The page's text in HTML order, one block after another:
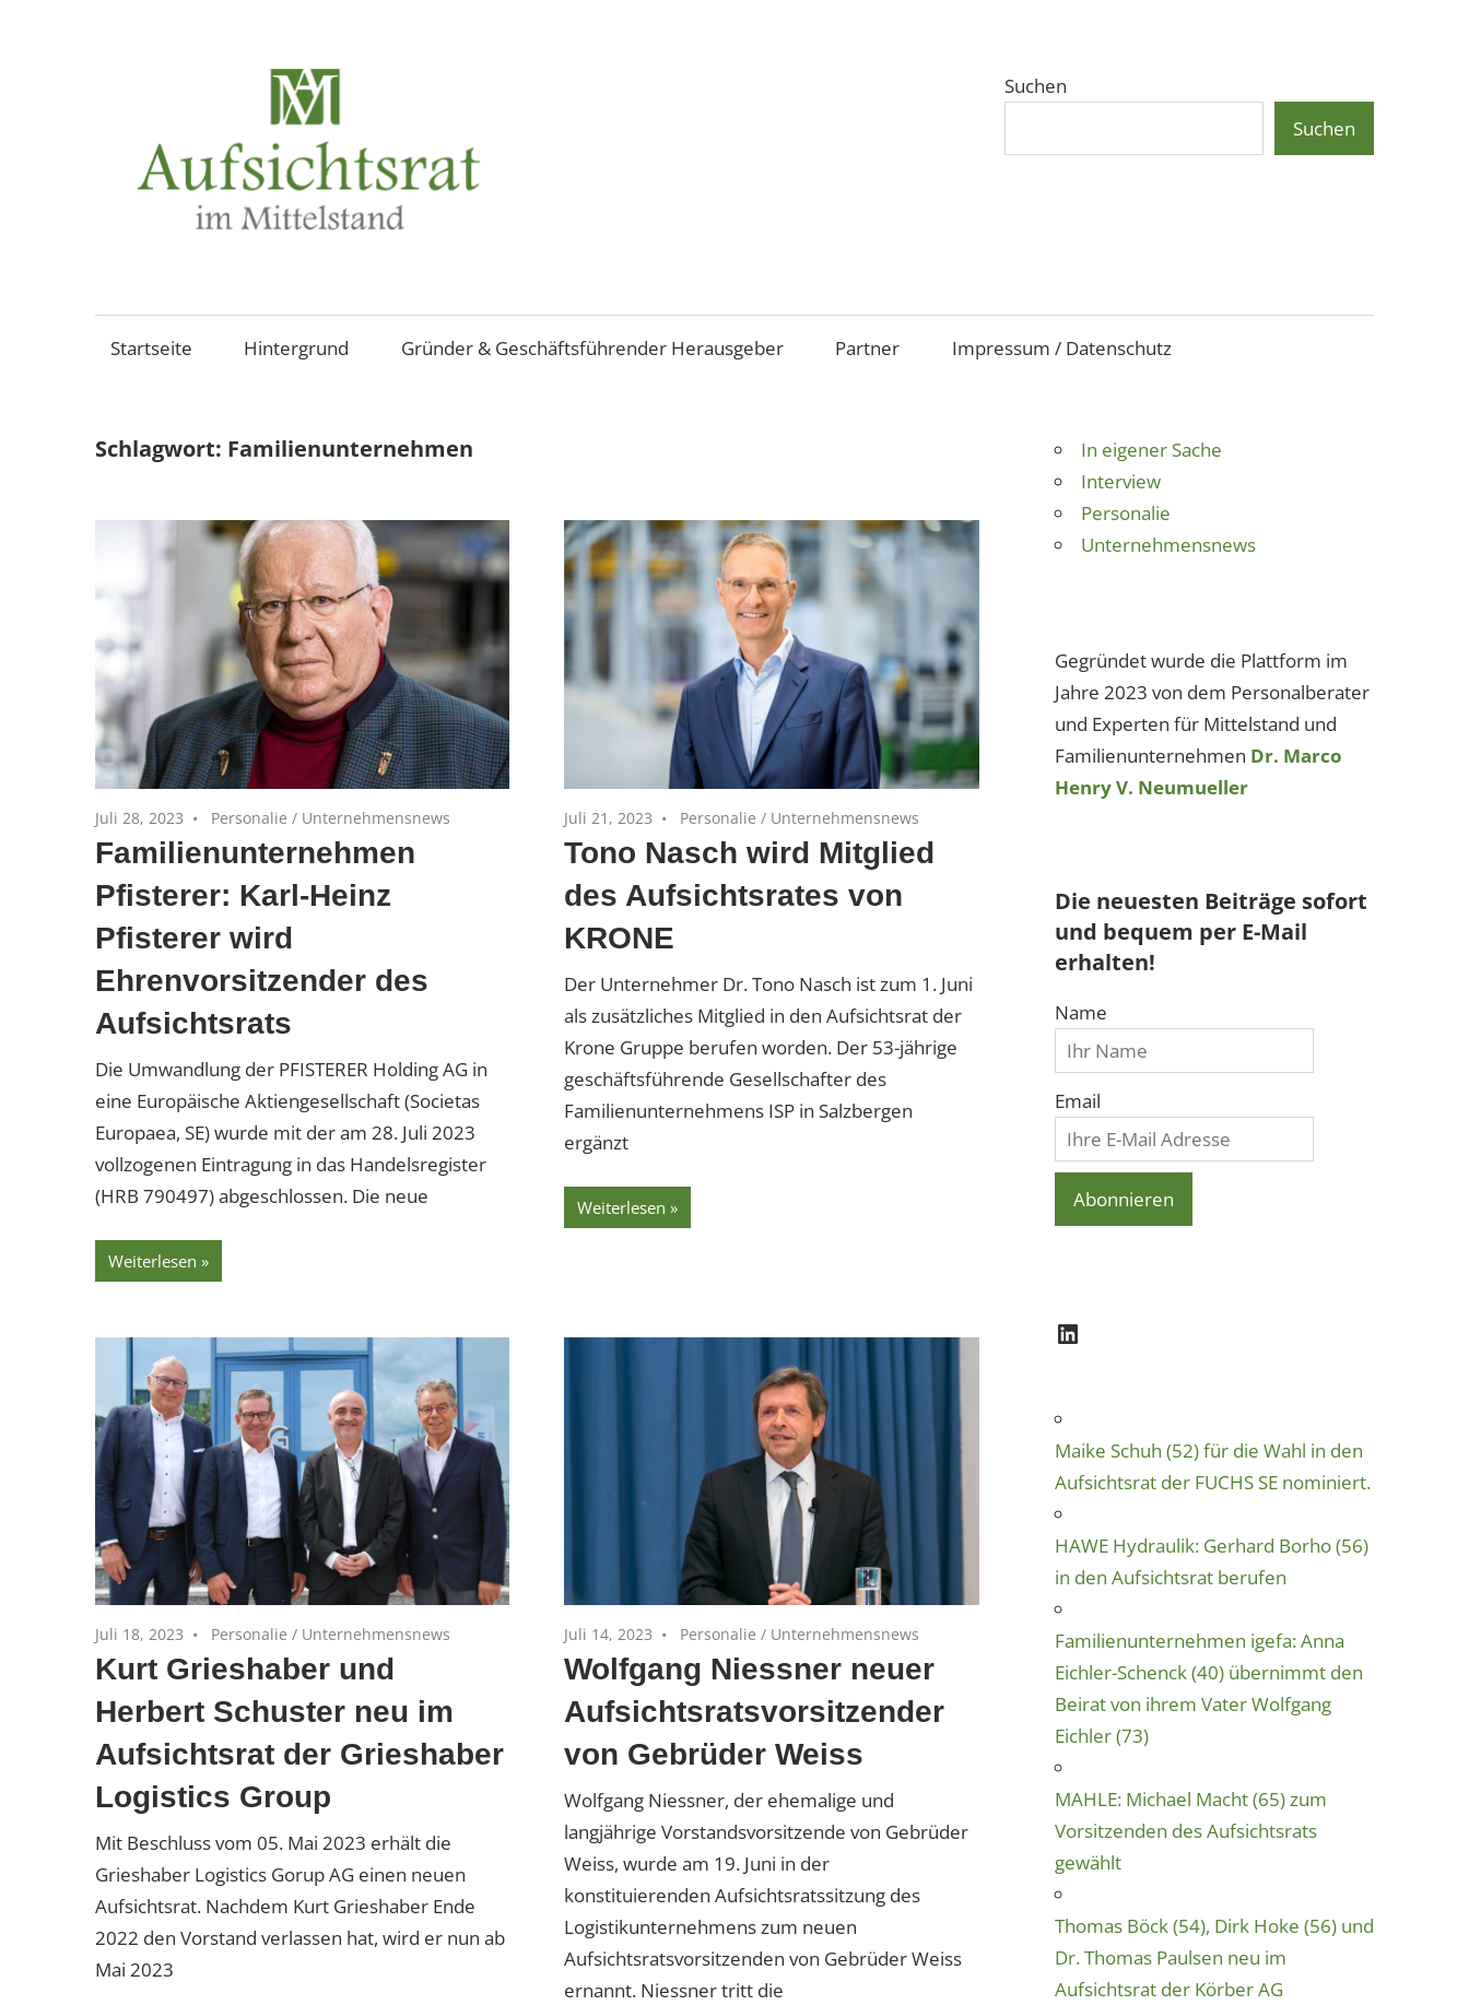
Mittelstand
Aktiengesellschaften
Private
Portfoliounternehmen
Suchen
Suchen
Startseite Hintergrund Gründer & Geschäftsführender Herausgeber Partner Impressum / Datenschutz
Schlagwort: Familienunternehmen
Juli 28, 2023 Personalie / Unternehmensnews
Familienunternehmen
Pfisterer: Karl-Heinz
Pfisterer wird
Ehrenvorsitzender des
Aufsichtsrats
Die Umwandlung der PFISTERER Holding AG in
eine Europäische Aktiengesellschaft (Societas
Europaea, SE) wurde mit der am 28. Juli 2023
vollzogenen Eintragung in das Handelsregister
(HRB 790497) abgeschlossen. Die neue
Weiterlesen
Juli 21, 2023 Personalie / Unternehmensnews
Tono Nasch wird Mitglied
des Aufsichtsrates von
KRONE
Der Unternehmer Dr. Tono Nasch ist zum 1. Juni
als zusätzliches Mitglied in den Aufsichtsrat der
Krone Gruppe berufen worden. Der 53-jährige
geschäftsführende Gesellschafter des
Familienunternehmens ISP in Salzbergen
ergänzt
Weiterlesen
Juli 18, 2023 Personalie / Unternehmensnews
Kurt Grieshaber und
Herbert Schuster neu im
Aufsichtsrat der Grieshaber
Logistics Group
Mit Beschluss vom 05. Mai 2023 erhält die
Grieshaber Logistics Gorup AG einen neuen
Aufsichtsrat. Nachdem Kurt Grieshaber Ende
2022 den Vorstand verlassen hat, wird er nun ab
Mai 2023
Juli 14, 2023 Personalie / Unternehmensnews
Wolfgang Niessner neuer
Aufsichtsratsvorsitzender
von Gebrüder Weiss
Wolfgang Niessner, der ehemalige und
langjährige Vorstandsvorsitzende von Gebrüder
Weiss, wurde am 19. Juni in der
konstituierenden Aufsichtsratssitzung des
Logistikunternehmens zum neuen
Aufsichtsratsvorsitzenden von Gebrüder Weiss
ernannt. Niessner tritt die
In eigener Sache
Interview
Personalie
Unternehmensnews
Gegründet wurde die Plattform im
Jahre 2023 von dem Personalberater
und Experten für Mittelstand und
Familienunternehmen Dr. Marco
Henry V. Neumueller
Die neuesten Beiträge sofort
und bequem per E-Mail
erhalten!
Name
Email
LinkedIn
Maike Schuh (52) für die Wahl in den
Aufsichtsrat der FUCHS SE nominiert.
HAWE Hydraulik: Gerhard Borho (56)
in den Aufsichtsrat berufen
Familienunternehmen igefa: Anna
Eichler-Schenck (40) übernimmt den
Beirat von ihrem Vater Wolfgang
Eichler (73)
MAHLE: Michael Macht (65) zum
Vorsitzenden des Aufsichtsrats
gewählt
Thomas Böck (54), Dirk Hoke (56) und
Dr. Thomas Paulsen neu im
Aufsichtsrat der Körber AG